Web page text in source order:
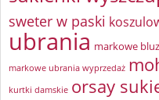
sweter w paski
ubrania markowe
markowe ubrania wyprzedaż
kurtki damskie orsay